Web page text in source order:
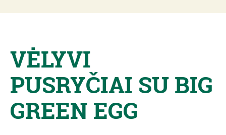
VĖLYVI
PUSRYČIAI SU BIG
GREEN EGG